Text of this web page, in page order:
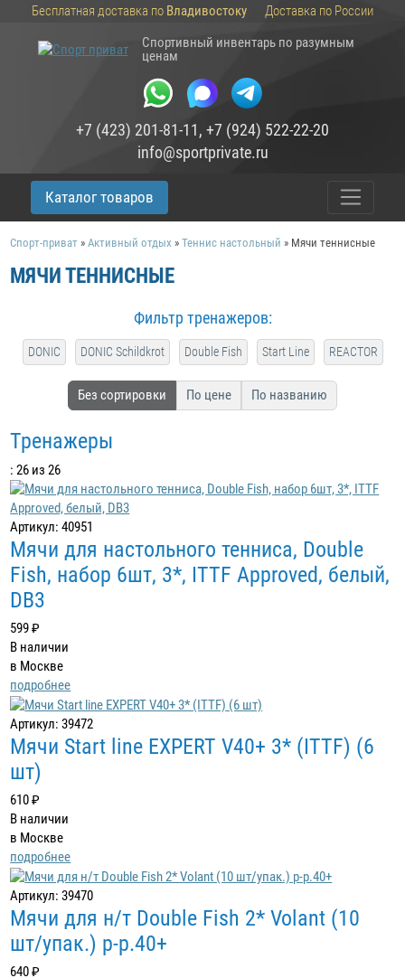
Бесплатная доставка по Владивостоку
Доставка по России
Спортивный инвентарь по разумным
ценам
+7 (423) 201-81-11, +7 (924) 522-22-20
info@sportprivate.ru
Каталог товаров
Спорт-приват »Активный отдых »Теннис настольный » Мячи теннисные
МЯЧИ ТЕННИСНЫЕ
Фильтр тренажеров:
DONIC DONIC Schildkrot Double Fish Start Line REACTOR
Без сортировки По цене По названию
Тренажеры
: 26 из 26
Артикул: 40951
Мячи для настольного тенниса, Double
Fish, набор 6шт, 3*, ITTF Approved, белый,
DB3
599 ₽
В наличии
в Москве
подробнее
Артикул: 39472
Мячи Start line EXPERT V40+ 3* (ITTF) (6
шт)
610 ₽
В наличии
в Москве
подробнее
Артикул: 39470
Мячи для н/т Double Fish 2* Volant (10
шт/упак.) р-р.40+
640 ₽